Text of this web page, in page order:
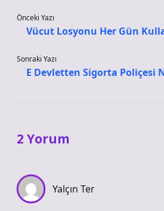
Önceki Yazı
Vücut Losyonu Her Gün
Sonraki Yazı
E Devletten Sigorta Poliçesi
2 Yorum
Yalçın Ter